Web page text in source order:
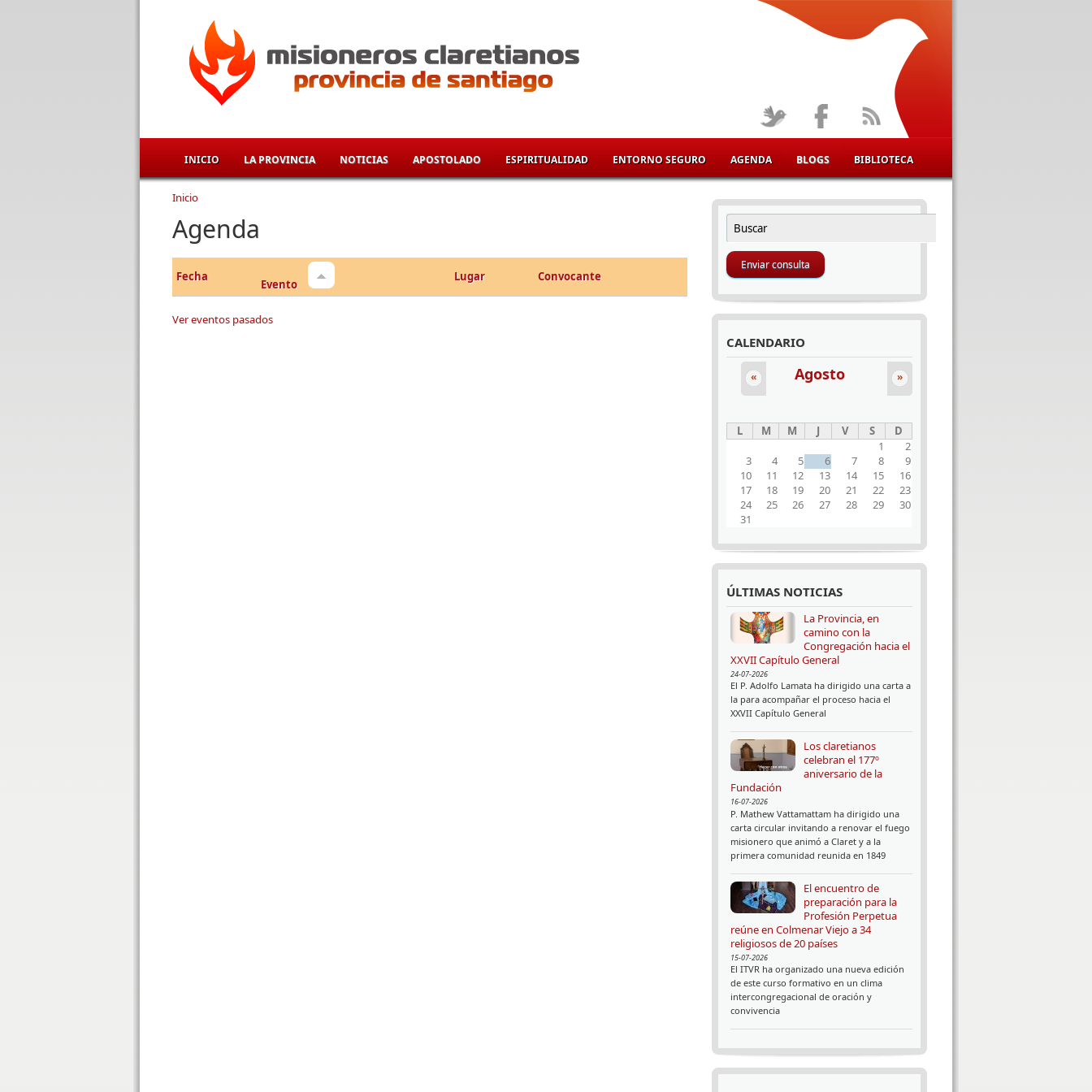
INICIO LA PROVINCIA NOTICIAS APOSTOLADO ESPIRITUALIDAD ENTORNO SEGURO AGENDA BLOGS BIBLIOTECA
Se encuentra usted aquí
Inicio
Agenda
Fecha
Evento
Lugar Convocante
Ver eventos pasados
FORMULARIO DE BÚSQUEDA
Buscar
CALENDARIO
Agosto
« »
L M M J V S
D
1
2
3
4 5 6 7 8
9
10
11 12 13 14 15
16
17
18 19 20 21 22
23
24
25 26 27 28 29
30
31
ÚLTIMAS NOTICIAS
La Provincia, en
camino con la
Congregación hacia el
XXVII Capítulo General
24-07-2026
El P. Adolfo Lamata ha dirigido una carta a
la para acompañar el proceso hacia el
XXVII Capítulo General
Los claretianos
celebran el 177º
aniversario de la
Fundación
16-07-2026
P. Mathew Vattamattam ha dirigido una
carta circular invitando a renovar el fuego
misionero que animó a Claret y a la
primera comunidad reunida en 1849
El encuentro de
preparación para la
Profesión Perpetua
reúne en Colmenar Viejo a 34
religiosos de 20 países
15-07-2026
El ITVR ha organizado una nueva edición
de este curso formativo en un clima
intercongregacional de oración y
convivencia